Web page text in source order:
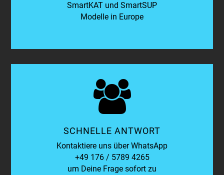
SmartKAT und SmartSUP
Modelle in Europe
SCHNELLE ANTWORT
Kontaktiere uns über WhatsApp
+49 176 / 5789 4265
um Deine Frage sofort zu